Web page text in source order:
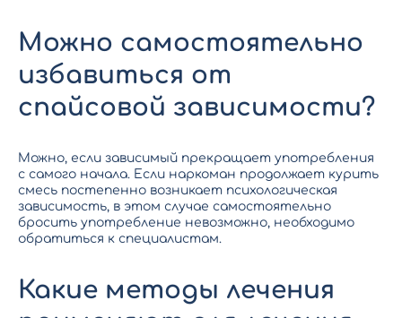
Можно самостоятельно
избавиться от
спайсовой зависимости?
Можно, если зависимый прекращает употребления
с самого начала. Если наркоман продолжает курить
смесь постепенно возникает психологическая
зависимость, в этом случае самостоятельно
бросить употребление невозможно, необходимо
обратиться к специалистам.
Какие методы лечения